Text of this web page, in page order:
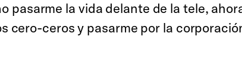
pasarme la vida delante de la tele,
cero-ceros y pasarme por la